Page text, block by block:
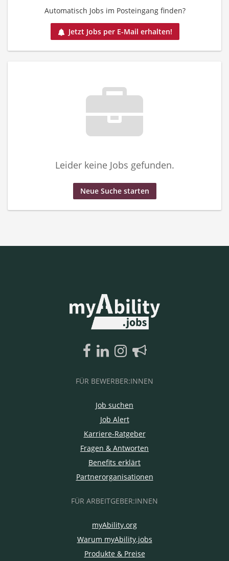
Automatisch Jobs im Posteingang finden?
Jetzt Jobs per E-Mail erhalten!
Leider keine Jobs gefunden.
Neue Suche starten
FÜR BEWERBER:INNEN
Job suchen
Job Alert
Karriere-Ratgeber
Fragen & Antworten
Benefits erklärt
Partnerorganisationen
FÜR ARBEITGEBER:INNEN
myAbility.org
Warum myAbility.jobs
Produkte & Preise